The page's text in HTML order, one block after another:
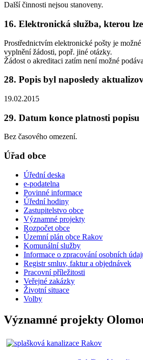
Další činnosti nejsou stanoveny.
16. Elektronická služba, kterou
Prostřednictvím elektronické pošty je
vyplnění žádosti, popř. jiné otázky.
Žádost o akreditaci zatím není možné
28. Popis byl naposledy
19.02.2015
29. Datum konce platnosti popisu
Bez časového omezení.
Úřad obce
Úřední deska
e-podatelna
Povinné informace
Úřední hodiny
Zastupitelstvo obce
Významné projekty
Rozpočet obce
Územní plán obce Rakov
Komunální služby
Informace o zpracování osobních
Registr smluv, faktur a objednávek
Pracovní příležitosti
Veřejné zakázky
Životní situace
Volby
Významné projekty